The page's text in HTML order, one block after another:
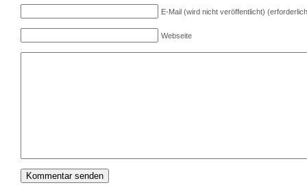
E-Mail (wird nicht veröffentlicht)
Webseite